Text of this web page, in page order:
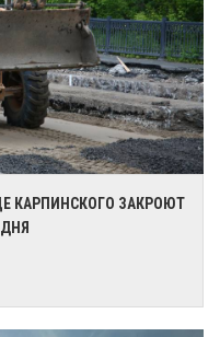
КАРПИНСКОГО ЗАКРОЮТ